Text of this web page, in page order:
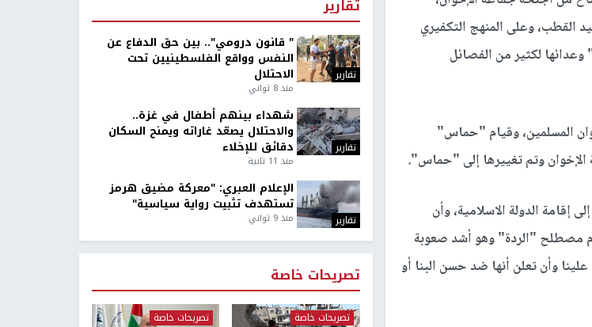
القطب، وعلى المنهج التكفيري
لكثير من الفصائل
المسلمين، وقيام "حماس"
وتم تغييرها إلى "حماس".
الدولة الاسلامية، وأن
مصطلح "الردة" وهو أشد صعوبة
وأن تعلن أنها ضد حسن البنا أو
تقارير
تقارير
" قانون درومي".. بين حق الدفاع عن
النفس وواقع الفلسطينيين تحت
الاحتلال
منذ 8 ثواني
تقارير
شهداء بينهم أطفال في غزة..
والاحتلال يصعّد غاراته ويمنح السكان
دقائق للإخلاء
منذ 11 ثانية
تقارير
الإعلام العبري: "معركة مضيق هرمز
تستهدف تثبيت رواية سياسية"
منذ 9 ثواني
تصريحات خاصة
تصريحات خاصة تصريحات خاصة